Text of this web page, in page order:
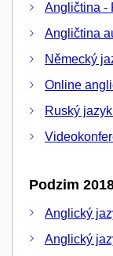
Angličtina -
Angličtina
Německý
Online
Ruský
Podzim
Anglický
Anglický